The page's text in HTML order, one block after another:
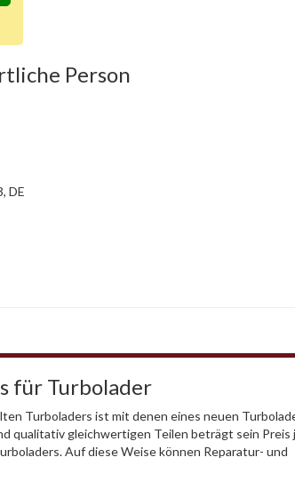
Person
DE
für Turbolader
Turboladers ist mit denen eines neuen
qualitativ gleichwertigen Teilen beträgt sein Preis
Auf diese Weise können Reparatur- und